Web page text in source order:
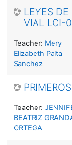
LEYES
VIAL LCI-
Teacher: Mery
Elizabeth Palta
Sanchez
Teacher:
BEATRIZ
ORTEGA